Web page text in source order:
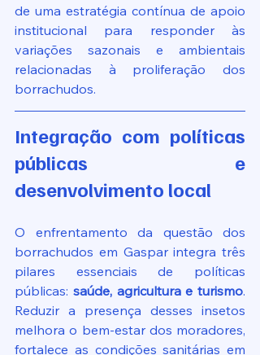
de uma estratégia contínua de apoio
institucional para responder às
variações sazonais e ambientais
relacionadas à proliferação dos
borrachudos.
Integração com políticas
públicas e
desenvolvimento local
O enfrentamento da questão dos
borrachudos em Gaspar integra três
pilares essenciais de políticas
públicas: saúde, agricultura e turismo.
Reduzir a presença desses insetos
melhora o bem-estar dos moradores,
fortalece as condições sanitárias em